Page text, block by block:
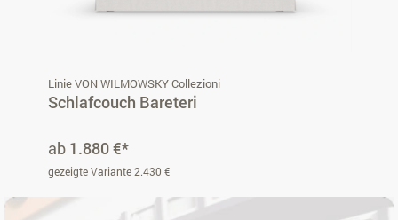
Linie VON WILMOWSKY Collezioni
Schlafcouch Bareteri
ab 1.880 €*
gezeigte Variante 2.430 €